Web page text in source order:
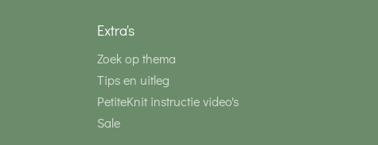
Extra's
Zoek op thema
Tips en uitleg
PetiteKnit instructie video's
Sale